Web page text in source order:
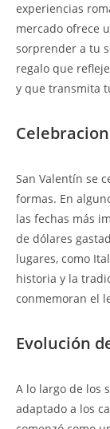
experiencias
mercado ofrece
sorprender a tu
regalo que
y que transmita
San Valentín se
formas. En
las fechas más
de dólares
lugares, como
historia y la
conmemoran el
Evolución
A lo largo de los
adaptado a los